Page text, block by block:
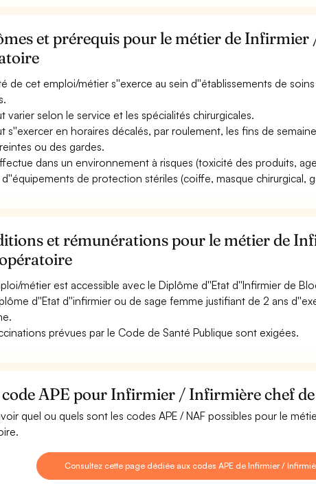
et prérequis pour le métier de
de cet emploi/métier s''exerce au sein d''établissements de
varier selon le service et les spécialités chirurgicales.
s''exercer en horaires décalés, par roulement, les fins de
ou des gardes.
dans un environnement à risques (toxicité des produits,
de protection stériles (coiffe, masque chirurgical,
et rémunérations pour le métier de
métier est accessible avec le Diplôme d''Etat d''Infirmier de
d''Etat d''infirmier ou de sage femme justifiant de 2 ans
prévues par le Code de Santé Publique sont exigées.
code APE pour Infirmier / Infirmière chef
quel ou quels sont les codes APE / NAF possibles pour le
Consultez cette page dédiée aux codes APE de Infirmier /